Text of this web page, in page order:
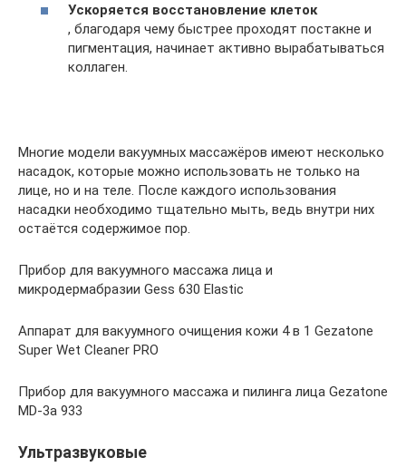
Ускоряется восстановление клеток
, благодаря чему быстрее проходят постакне и
пигментация, начинает активно вырабатываться
коллаген.
Многие модели вакуумных массажёров имеют несколько
насадок, которые можно использовать не только на
лице, но и на теле. После каждого использования
насадки необходимо тщательно мыть, ведь внутри них
остаётся содержимое пор.
Прибор для вакуумного массажа лица и
микродермабразии Gess 630 Elastic
Аппарат для вакуумного очищения кожи 4 в 1 Gezatone
Super Wet Cleaner PRO
Прибор для вакуумного массажа и пилинга лица Gezatone
MD-3a 933
Ультразвуковые